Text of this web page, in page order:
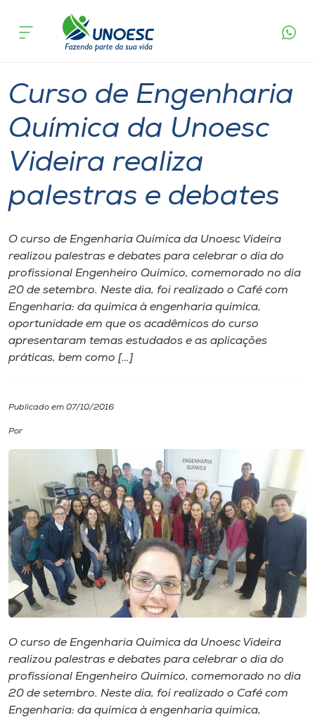
Cursos
Pesquisa
Atendimento ao Estudante
Portal de Ensino
A
Internacionalização
I.nova
Cultura
Biblioteca
Editora
Rádio
Museu
Unoesc
Store
acontece
Curso de Engenharia
Química da Unoesc
Videira realiza
palestras e debates
O curso de Engenharia Química da Unoesc Videira
realizou palestras e debates para celebrar o dia do
profissional Engenheiro Químico, comemorado no dia
20 de setembro. Neste dia, foi realizado o Café com
Engenharia: ​d​a química à engenharia química,
oportunidade em que os acadêmicos do curso
apresentaram temas estudados e as aplicações
práticas​, ​bem como […]
Publicado em 07/10/2016
Por
O curso de Engenharia Química da Unoesc Videira
realizou palestras e debates para celebrar o dia do
profissional Engenheiro Químico, comemorado no dia
20 de setembro. Neste dia, foi realizado o Café com
Engenharia: ​d​a química à engenharia química,